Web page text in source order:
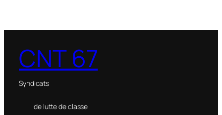
CNT 67
Syndicats
de lutte de classe